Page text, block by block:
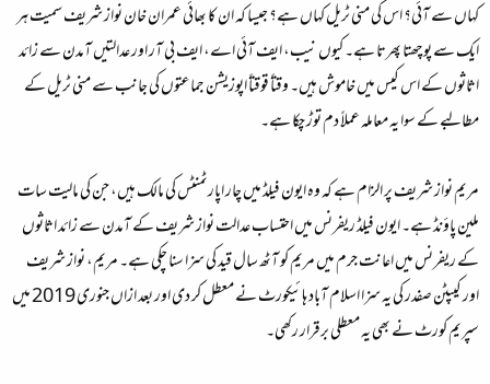
کہاں سے آئی؟ اس کی منی ٹریل کہاں ہے؟ جیسا کہ ان کا بھائی عمران خان نواز شریف سمیت ہر
ایک سے پوچھتا پھرتا ہے۔ کیوں نیب، ایف آئی اے، ایف بی آر اور عدالتیں آمدن سے زائد
اثاثوں کے اس کیس میں خاموش ہیں۔ وقتاً قوقتاً اپوزیشن جماعتوں کی جانب سے منی ٹریل کے
مطالبے کے سوا یہ معاملہ عملاً دم توڑ چکا ہے۔
مریم نواز شریف پر الزام ہے کہ وہ ایون فیلڈ میں چار اپارٹمنٹس کی مالک ہیں، جن کی مالیت سات
ملین پاؤنڈ ہے۔ ایون فیلڈ ریفرنس میں احتساب عدالت نواز شریف کے آمدن سے زائد اثاثوں
کے ریفرنس میں اعانت جرم میں مریم کو آٹھ سال قید کی سزا سنا چکی ہے۔ مریم، نواز شریف
اور کیپٹن صفدر کی یہ سزا اسلام آباد ہائیکورٹ نے معطل کر دی اور بعد ازاں جنوری 2019 میں
سپریم کورٹ نے بھی یہ معطلی برقرار رکھی۔